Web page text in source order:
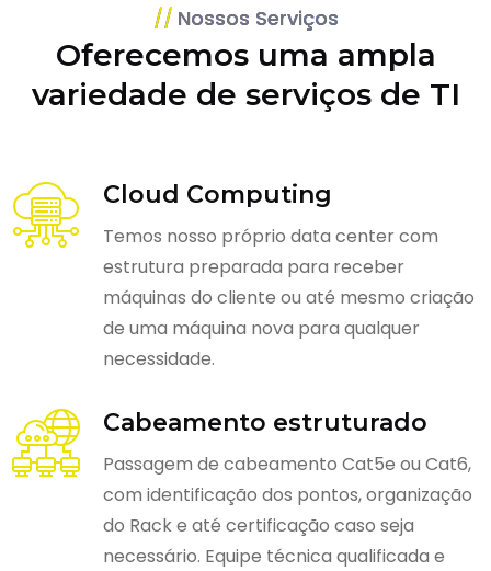
Nossos Serviços
Oferecemos uma ampla
variedade de serviços de TI
Cloud Computing
Temos nosso próprio data center com
estrutura preparada para receber
máquinas do cliente ou até mesmo criação
de uma máquina nova para qualquer
necessidade.
Cabeamento estruturado
Passagem de cabeamento Cat5e ou Cat6,
com identificação dos pontos, organização
do Rack e até certificação caso seja
necessário. Equipe técnica qualificada e